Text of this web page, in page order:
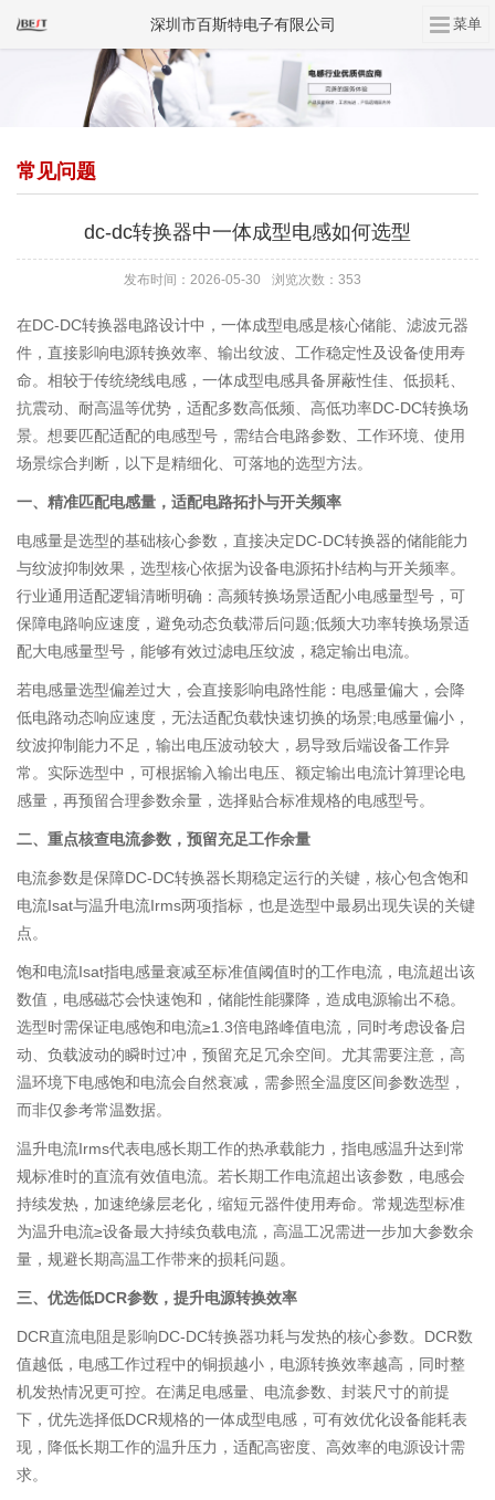
常见问题
dc-dc转换器中一体成型电感如何选型
发布时间：2026-05-30 浏览次数：353
在DC-DC转换器电路设计中，一体成型电感是核心储能、滤波元器
件，直接影响电源转换效率、输出纹波、工作稳定性及设备使用寿
命。相较于传统绕线电感，一体成型电感具备屏蔽性佳、低损耗、
抗震动、耐高温等优势，适配多数高低频、高低功率DC-DC转换场
景。想要匹配适配的电感型号，需结合电路参数、工作环境、使用
场景综合判断，以下是精细化、可落地的选型方法。
一、精准匹配电感量，适配电路拓扑与开关频率
电感量是选型的基础核心参数，直接决定DC-DC转换器的储能能力
与纹波抑制效果，选型核心依据为设备电源拓扑结构与开关频率。
行业通用适配逻辑清晰明确：高频转换场景适配小电感量型号，可
保障电路响应速度，避免动态负载滞后问题;低频大功率转换场景适
配大电感量型号，能够有效过滤电压纹波，稳定输出电流。
若电感量选型偏差过大，会直接影响电路性能：电感量偏大，会降
低电路动态响应速度，无法适配负载快速切换的场景;电感量偏小，
纹波抑制能力不足，输出电压波动较大，易导致后端设备工作异
常。实际选型中，可根据输入输出电压、额定输出电流计算理论电
感量，再预留合理参数余量，选择贴合标准规格的电感型号。
二、重点核查电流参数，预留充足工作余量
电流参数是保障DC-DC转换器长期稳定运行的关键，核心包含饱和
电流Isat与温升电流Irms两项指标，也是选型中最易出现失误的关键
点。
饱和电流Isat指电感量衰减至标准值阈值时的工作电流，电流超出该
数值，电感磁芯会快速饱和，储能性能骤降，造成电源输出不稳。
选型时需保证电感饱和电流≥1.3倍电路峰值电流，同时考虑设备启
动、负载波动的瞬时过冲，预留充足冗余空间。尤其需要注意，高
温环境下电感饱和电流会自然衰减，需参照全温度区间参数选型，
而非仅参考常温数据。
温升电流Irms代表电感长期工作的热承载能力，指电感温升达到常
规标准时的直流有效值电流。若长期工作电流超出该参数，电感会
持续发热，加速绝缘层老化，缩短元器件使用寿命。常规选型标准
为温升电流≥设备最大持续负载电流，高温工况需进一步加大参数余
量，规避长期高温工作带来的损耗问题。
三、优选低DCR参数，提升电源转换效率
DCR直流电阻是影响DC-DC转换器功耗与发热的核心参数。DCR数
值越低，电感工作过程中的铜损越小，电源转换效率越高，同时整
机发热情况更可控。在满足电感量、电流参数、封装尺寸的前提
下，优先选择低DCR规格的一体成型电感，可有效优化设备能耗表
现，降低长期工作的温升压力，适配高密度、高效率的电源设计需
求。
深圳市百斯特电子有限公司